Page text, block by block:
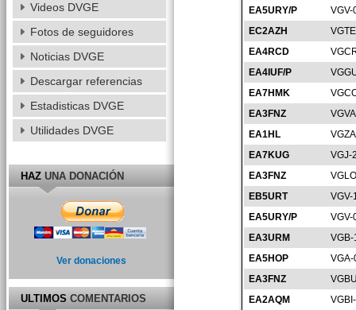
EA5URY/P
VGV-
EC2AZH
EA4RCD
EA4IUF/P
EA7HMK
EA3FNZ
EA1HL
EA7KUG
VGJ-
EA3FNZ
EB5URT
VGV-
EA5URY/P
VGV-
EA3URM
VGB-
EA5HOP
EA3FNZ
EA2AQM
Videos DVGE
Fotos de seguidores
Noticias DVGE
Descargar referencias
Estadisticas DVGE
Utilidades DVGE
HAZUNA DONACIÓN
Ver donaciones
ULTIMOSCOMENTARIOS